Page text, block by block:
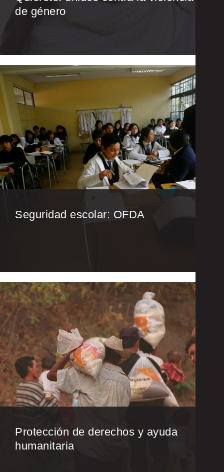
de género
Seguridad escolar: OFDA
Protección de derechos y ayuda
humanitaria